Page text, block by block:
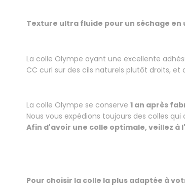
Texture ultra fluide pour un séchage en
La colle Olympe ayant une excellente
CC curl sur des cils naturels plutôt droits, et
La colle Olympe se conserve 1 an après
Nous vous expédions toujours des colles
Afin d'avoir une colle optimale, veillez
Pour choisir la colle la plus adaptée à